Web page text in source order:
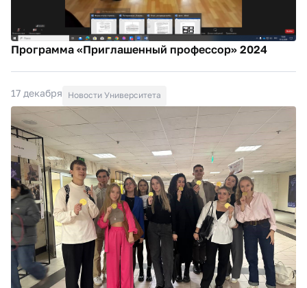
Программа «Приглашенный профессор» 2024
17 декабря Новости Университета